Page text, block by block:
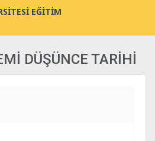
EĞİTİM
DÜŞÜNCE TARİHİ